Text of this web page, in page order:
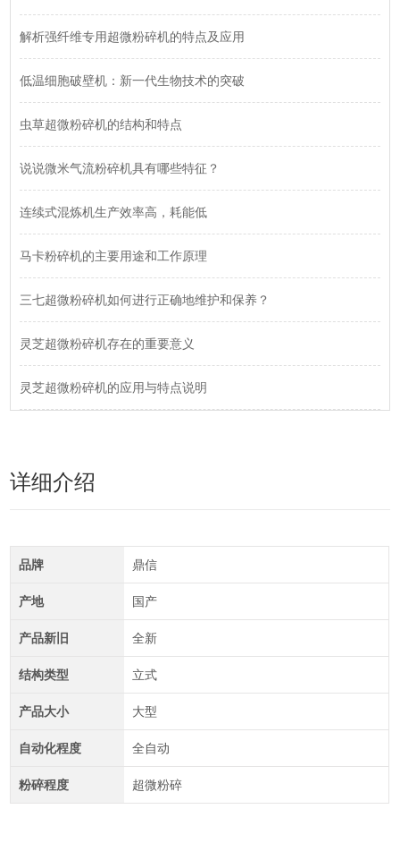
解析强纤维专用超微粉碎机的特点及应用
低温细胞破壁机：新一代生物技术的突破
虫草超微粉碎机的结构和特点
说说微米气流粉碎机具有哪些特征？
连续式混炼机生产效率高，耗能低
马卡粉碎机的主要用途和工作原理
三七超微粉碎机如何进行正确地维护和保养？
灵芝超微粉碎机存在的重要意义
灵芝超微粉碎机的应用与特点说明
详细介绍
品牌 鼎信
产地 国产
产品新旧 全新
结构类型 立式
产品大小 大型
自动化程度 全自动
粉碎程度 超微粉碎